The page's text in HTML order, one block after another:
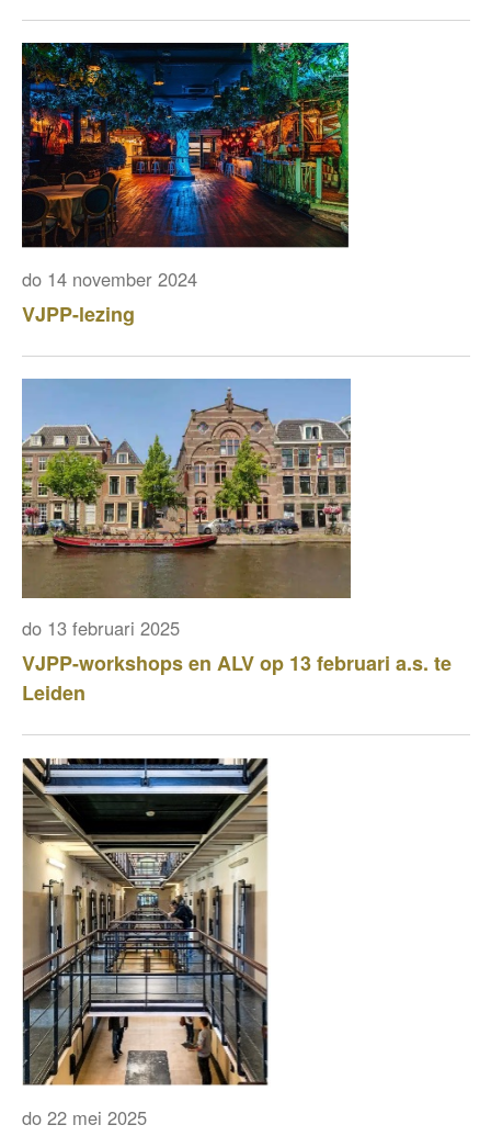
do 14 november 2024
VJPP-lezing
do 13 februari 2025
VJPP-workshops en ALV op 13 februari a.s. te
Leiden
do 22 mei 2025